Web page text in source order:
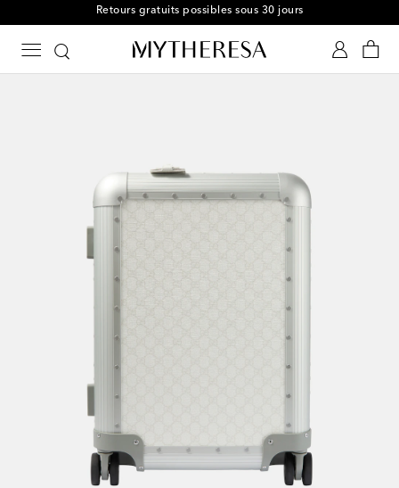
Retours gratuits possibles sous 30 jours